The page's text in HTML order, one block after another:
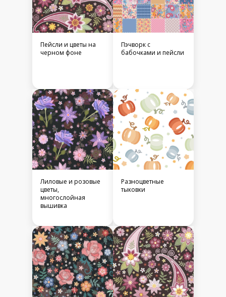
Пейсли и цветы на
черном фоне
Пэчворк с
бабочками и пейсли
Лиловые и розовые
цветы,
многослойная
вышивка
Разноцветные
тыковки